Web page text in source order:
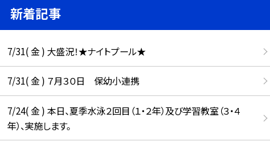
新着記事
7/31( 金 ) 大盛況！★ナイトプール★
7/31( 金 ) ７月３０日 保幼小連携
7/24( 金 ) 本日、夏季水泳２回目（１・２年）及び学習教室（３・４
年）、実施します。